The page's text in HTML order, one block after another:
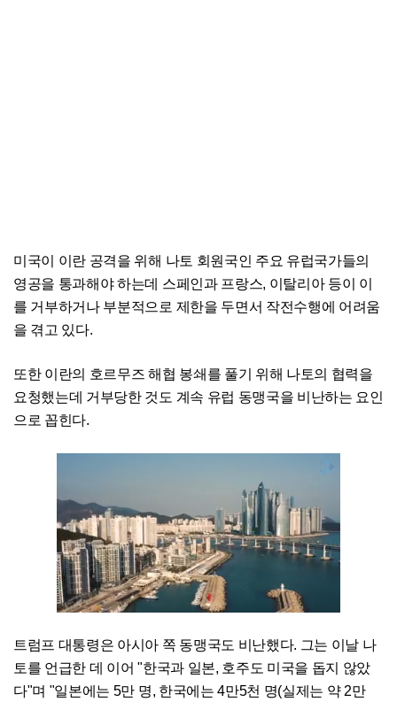
미국이 이란 공격을 위해 나토 회원국인 주요 유럽국가들의
영공을 통과해야 하는데 스페인과 프랑스, 이탈리아 등이 이
를 거부하거나 부분적으로 제한을 두면서 작전수행에 어려움
을 겪고 있다.
또한 이란의 호르무즈 해협 봉쇄를 풀기 위해 나토의 협력을
요청했는데 거부당한 것도 계속 유럽 동맹국을 비난하는 요인
으로 꼽힌다.
트럼프 대통령은 아시아 쪽 동맹국도 비난했다. 그는 이날 나
토를 언급한 데 이어 "한국과 일본, 호주도 미국을 돕지 않았
다"며 "일본에는 5만 명, 한국에는 4만5천 명(실제는 약 2만